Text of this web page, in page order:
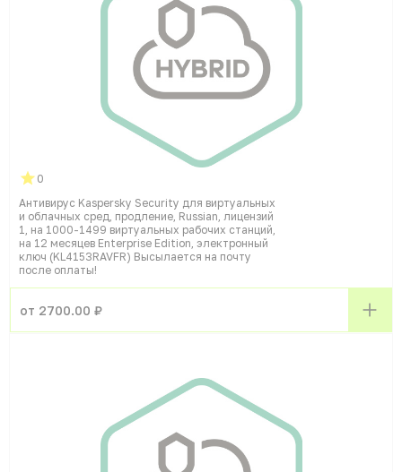
0
Антивирус Kaspersky Security для виртуальных
и облачных сред, продление, Russian, лицензий
1, на 1000-1499 виртуальных рабочих станций,
на 12 месяцев Enterprise Edition, электронный
ключ (KL4153RAVFR) Высылается на почту
после оплаты!
от 2700.00 ₽